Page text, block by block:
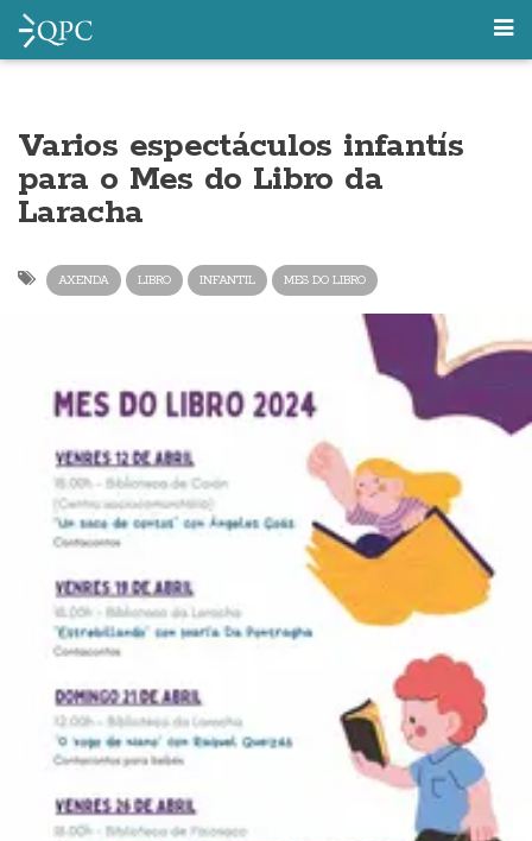
Varios espectáculos infantís
para o Mes do Libro da
Laracha
AXENDA LIBRO INFANTIL MES DO LIBRO